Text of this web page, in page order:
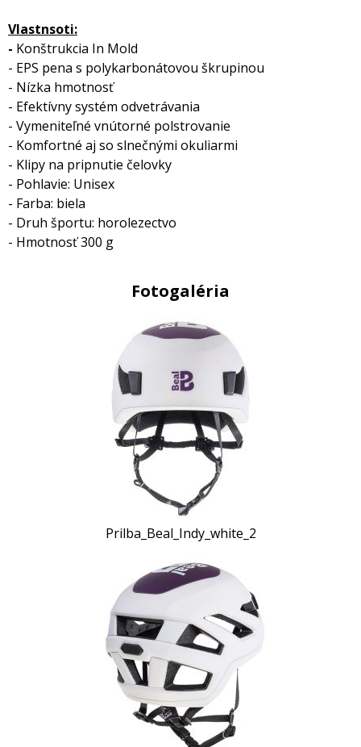
Vlastnsoti:
- Konštrukcia In Mold
- EPS pena s polykarbonátovou škrupinou
- Nízka hmotnosť
- Efektívny systém odvetrávania
- Vymeniteľné vnútorné polstrovanie
- Komfortné aj so slnečnými okuliarmi
- Klipy na pripnutie čelovky
- Pohlavie: Unisex
- Farba: biela
- Druh športu: horolezectvo
- Hmotnosť 300 g
Fotogaléria
Prilba_Beal_Indy_white_2